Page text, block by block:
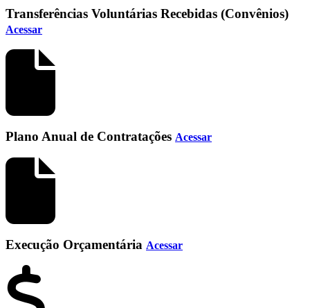
Transferências Voluntárias Recebidas (Convênios)
Acessar
Plano Anual de Contratações Acessar
Execução Orçamentária Acessar